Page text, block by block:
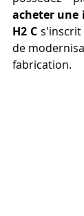
acheter une
H2 C s'inscrit
de
fabrication.